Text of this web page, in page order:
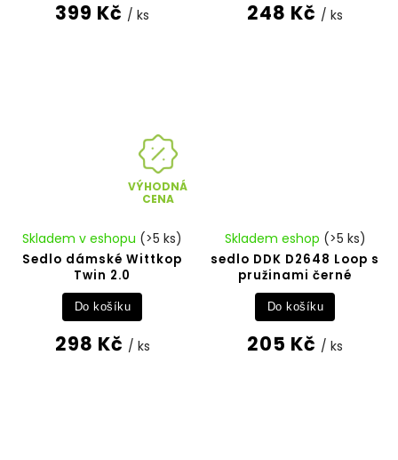
399 Kč / ks 248 Kč / ks
VÝHODNÁ
CENA
Sedlo dámské Wittkop
Twin 2.0
Skladem v eshopu (>5 ks)
298 Kč / ks
Do košíku
sedlo DDK D2648 Loop s
pružinami černé
Skladem eshop (>5 ks)
205 Kč / ks
Do košíku